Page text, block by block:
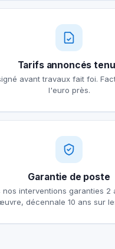
Tarifs annoncés
avant travaux fait foi.
l'euro près.
Garantie de poste
nos interventions garanties 2
décennale 10 ans sur